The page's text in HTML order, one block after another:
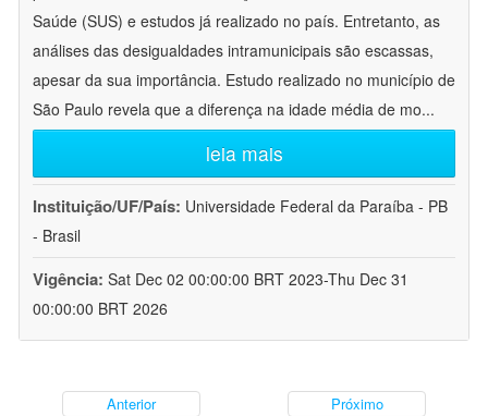
Saúde (SUS) e estudos já realizado no país. Entretanto, as
análises das desigualdades intramunicipais são escassas,
apesar da sua importância. Estudo realizado no município de
São Paulo revela que a diferença na idade média de mo...
leia mais
Instituição/UF/País: Universidade Federal da Paraíba - PB
- Brasil
Vigência: Sat Dec 02 00:00:00 BRT 2023-Thu Dec 31
00:00:00 BRT 2026
Anterior Próximo